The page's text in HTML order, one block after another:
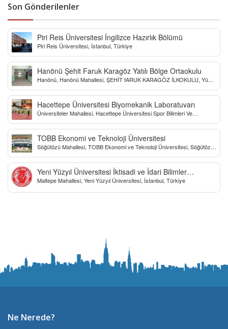
Son Gönderilenler
Piri Reis Üniversitesi İngilizce Hazırlık Bölümü
Piri Reis Üniversitesi, İstanbul, Türkiye
Hanönü Şehit Faruk Karagöz Yatılı Bölge Ortaokulu
Hanönü, Hanönü Mahallesi, ŞEHİT fARUK KARAGÖZ İLKOKULU, Yücel
Hacettepe Üniversitesi Biyomekanik Laboratuvarı
Üniversiteler Mahallesi, Hacettepe Üniversitesi Spor Bilimleri Ve
TOBB Ekonomi ve Teknoloji Üniversitesi
Söğütözü Mahallesi, TOBB Ekonomi ve Teknoloji Üniversitesi, Söğütözü
Yeni Yüzyıl Üniversitesi İktisadi ve İdari Bilimler
Fakültesi
Maltepe Mahallesi, Yeni Yüzyıl Üniversitesi, İstanbul, Türkiye
Ne Nerede?